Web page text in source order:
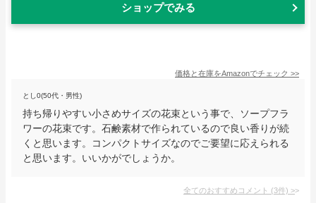
ショップでみる
価格と在庫をAmazonでチェック >>
とし0(50代・男性)
持ち帰りやすい小さめサイズの花束という事で、ソープフラ
ワーの花束です。石鹸素材で作られているので良い香りが続
くと思います。コンパクトサイズなのでご要望に応えられる
と思います。いいかがでしょうか。
全てのおすすめコメント (3件) >